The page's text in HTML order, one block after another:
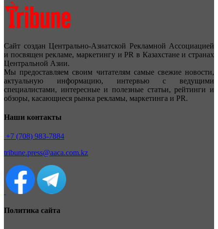
Сайт создан Центрально-Азиатской Рекламной Ассоциацией
и посвящен рекламе, маркетингу и PR в Казахстане и странах
Центральной Азии.
Мы предоставляем своим читателям самые свежие новости,
актуальную информацию, интервью с ведущими
специалистами, интересные и полезные статьи, рейтинги и
обзоры, касающиеся рынка рекламы, маркетинга и PR.
Наши контакты
+7 (708) 983-7884
tribune.press@aaca.com.kz
Политика сайта